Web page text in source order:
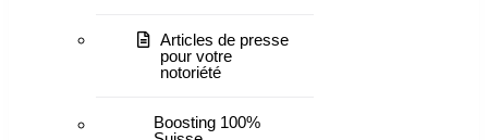
Articles de presse
pour votre
notoriété
Boosting 100%